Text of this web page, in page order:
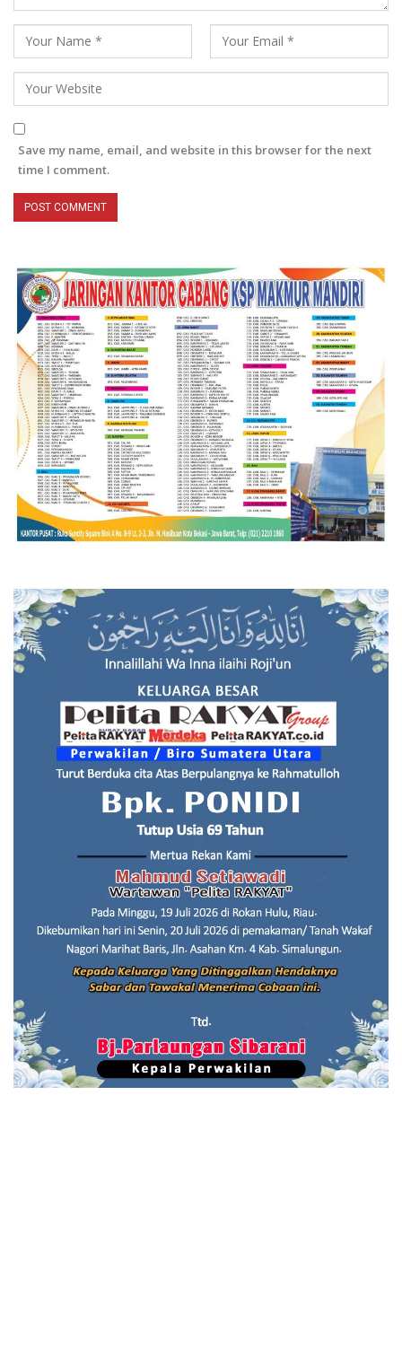
Save my name, email, and website in this browser for the next
time I comment.